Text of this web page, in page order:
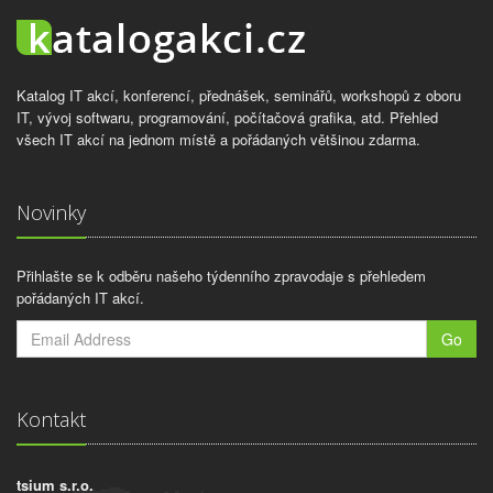
Katalog IT akcí, konferencí, přednášek, seminářů, workshopů z oboru
IT, vývoj softwaru, programování, počítačová grafika, atd. Přehled
všech IT akcí na jednom místě a pořádaných většinou zdarma.
Novinky
Přihlašte se k odběru našeho týdenního zpravodaje s přehledem
pořádaných IT akcí.
Go
Kontakt
tsium s.r.o.